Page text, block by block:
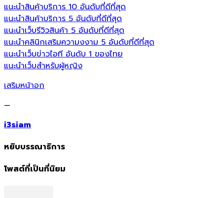
แนะนำสินค้าบริการ 10 อันดับที่ดีที่สุด
แนะนำสินค้าบริการ 5 อันดับที่ดีที่สุด
แนะนำเว็บรีวิวสินค้า 5 อันดับที่ดีที่สุด
แนะนำคลินิกเสริมความงงาม 5 อันดับที่ดีที่สุด
แนะนำเว็บข่าวไอที อันดับ 1 ของไทย
แนะนำเว็บสำหรับผู้หญิง
เสริมหน้าอก
—
i3siam
หยิบบรรณาธิการ
โพสต์ที่เป็นที่นิยม